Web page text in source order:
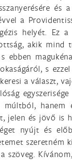
a
helyét.
akik mind
s ebben
s
a választ,
és jövő is
nyújt és